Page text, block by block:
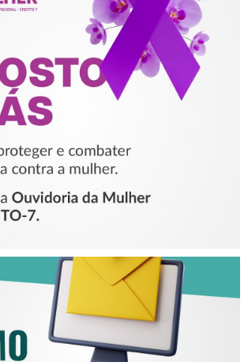
LILÁS – ACOLHER,
E COMBATER A
CONTRA A
MULHER